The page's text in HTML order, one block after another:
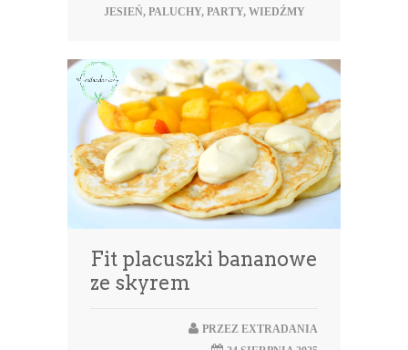
JESIEŃ, PALUCHY, PARTY, WIEDŹMY
Fit placuszki bananowe
ze skyrem
PRZEZ EXTRADANIA